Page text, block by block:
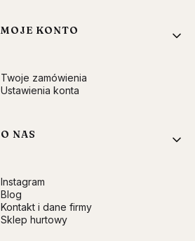
MOJE KONTO
Twoje zamówienia
Ustawienia konta
O NAS
Instagram
Blog
Kontakt i dane firmy
Sklep hurtowy